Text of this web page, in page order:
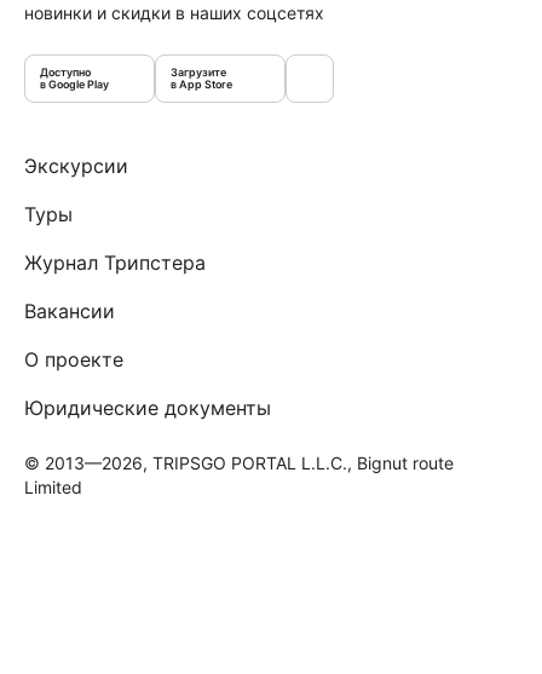
новинки и скидки в наших соцсетях
Доступно
в Google Play
Загрузите
в App Store
Экскурсии
Туры
Журнал Трипстера
Вакансии
О проекте
Юридические документы
© 2013—2026, TRIPSGO PORTAL L.L.C., Bignut route
Limited